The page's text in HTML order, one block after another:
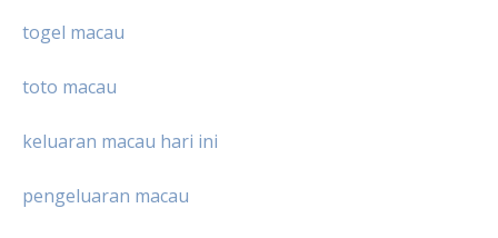
togel macau
toto macau
keluaran macau hari ini
pengeluaran macau